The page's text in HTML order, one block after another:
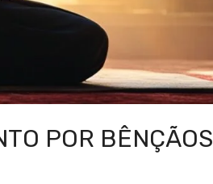
POR BÊNÇÃOS